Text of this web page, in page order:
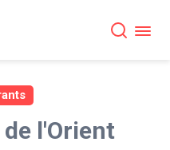
de l'Orient